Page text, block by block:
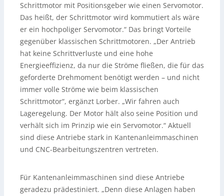
Schrittmotor mit Positionsgeber wie einen Servomotor.
Das heißt, der Schrittmotor wird kommutiert als wäre
er ein hochpoliger Servomotor.“ Das bringt Vorteile
gegenüber klassischen Schrittmotoren. „Der Antrieb
hat keine Schrittverluste und eine hohe
Energieeffizienz, da nur die Ströme fließen, die für das
geforderte Drehmoment benötigt werden – und nicht
immer volle Ströme wie beim klassischen
Schrittmotor“, ergänzt Lorber. „Wir fahren auch
Lageregelung. Der Motor hält also seine Position und
verhält sich im Prinzip wie ein Servomotor.“ Aktuell
sind diese Antriebe stark in Kantenanleimmaschinen
und CNC-Bearbeitungszentren vertreten.
Für Kantenanleimmaschinen sind diese Antriebe
geradezu prädestiniert. „Denn diese Anlagen haben